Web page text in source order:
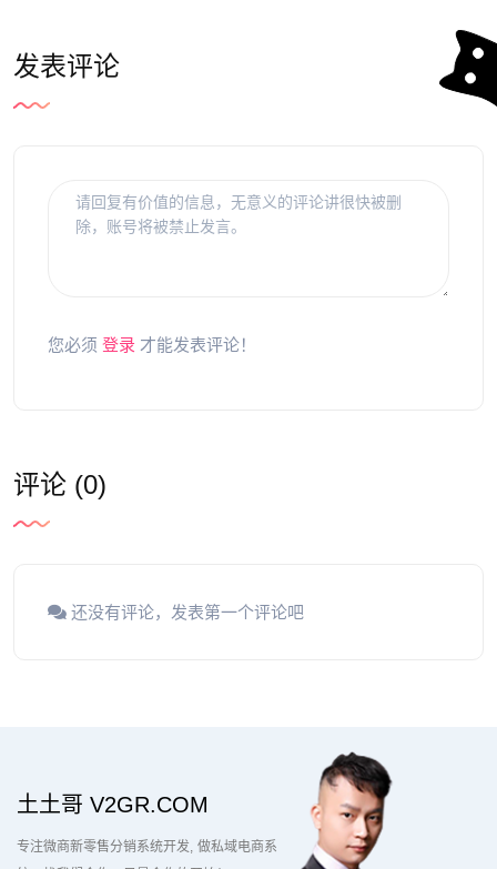
发表评论
您必须 登录 才能发表评论！
评论 (0)
还没有评论，发表第一个评论吧
土土哥 V2GR.COM
专注微商新零售分销系统开发 做私域电商系